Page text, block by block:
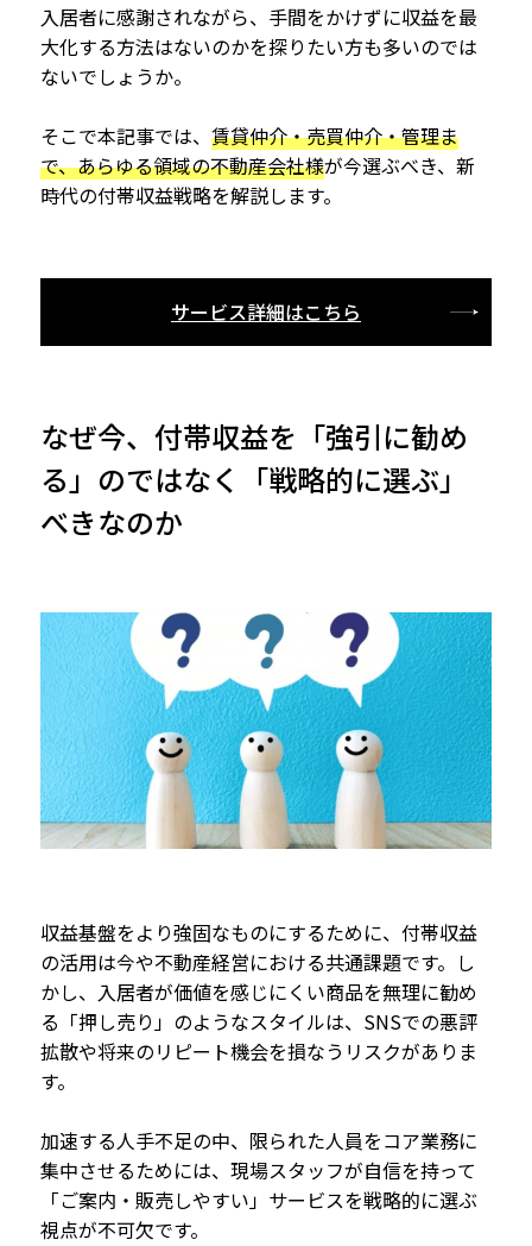
入居者に感謝されながら、手間をかけずに収益を最
大化する方法はないのかを探りたい方も多いのでは
ないでしょうか。
そこで本記事では、 賃貸仲介・売買仲介・管理ま
で、あらゆる領域の不動産会社様が今選ぶべき、新
時代の付帯収益戦略を解説します。
サービス詳細はこちら
なぜ今、付帯収益を「強引に勧め
る」のではなく「戦略的に選ぶ」
べきなのか
収益基盤をより強固なものにするために、付帯収益
の活用は今や不動産経営における共通課題です。し
かし、入居者が価値を感じにくい商品を無理に勧め
る「押し売り」のようなスタイルは、SNSでの悪評
拡散や将来のリピート機会を損なうリスクがありま
す。
加速する人手不足の中、限られた人員をコア業務に
集中させるためには、現場スタッフが自信を持って
「ご案内・販売しやすい」サービスを戦略的に選ぶ
視点が不可欠です。